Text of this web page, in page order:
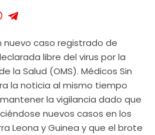
nuevo caso registrado de
libre del virus por la
la Salud (OMS). Médicos Sin
la noticia al mismo tiempo
la vigilancia dado que
nuevos casos en los
Leona y Guinea y que el brote